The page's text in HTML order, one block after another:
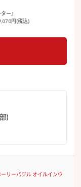
ー』
円(税込)
)
ーリーバジル オイルインウ